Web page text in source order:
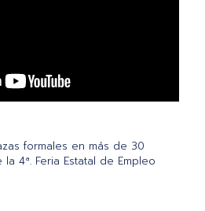
formales en más de 30
4ª. Feria Estatal de Empleo